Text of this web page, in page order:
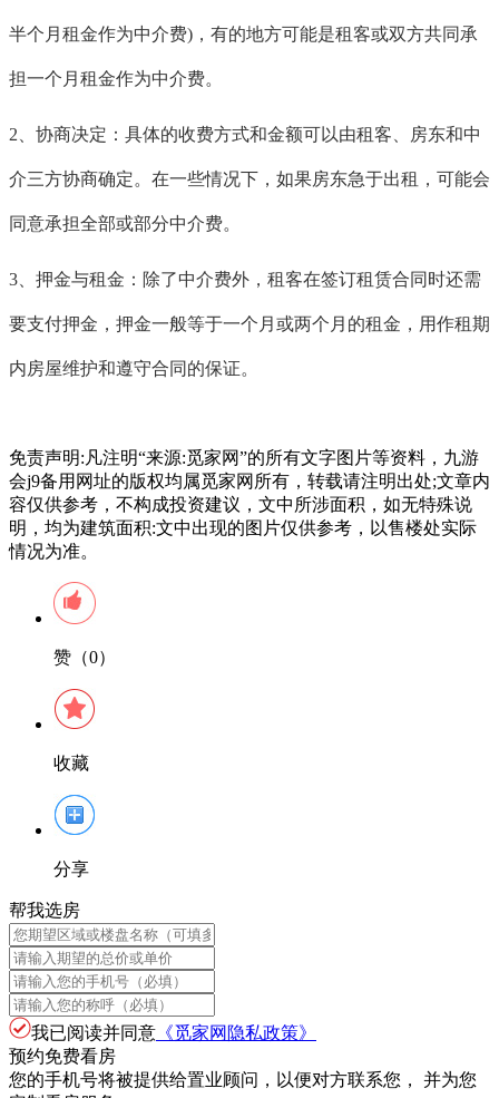
半个月租金作为中介费)，有的地方可能是租客或双方共同承
担一个月租金作为中介费。
2、协商决定：具体的收费方式和金额可以由租客、房东和中
介三方协商确定。在一些情况下，如果房东急于出租，可能会
同意承担全部或部分中介费。
3、押金与租金：除了中介费外，租客在签订租赁合同时还需
要支付押金，押金一般等于一个月或两个月的租金，用作租期
内房屋维护和遵守合同的保证。
免责声明:凡注明“来源:觅家网”的所有文字图片等资料，九游
会j9备用网址的版权均属觅家网所有，转载请注明出处;文章内
容仅供参考，不构成投资建议，文中所涉面积，如无特殊说
明，均为建筑面积:文中出现的图片仅供参考，以售楼处实际
情况为准。
赞（0）
收藏
分享
帮我选房
我已阅读并同意 《觅家网隐私政策》
预约免费看房
您的手机号将被提供给置业顾问，以便对方联系您， 并为您